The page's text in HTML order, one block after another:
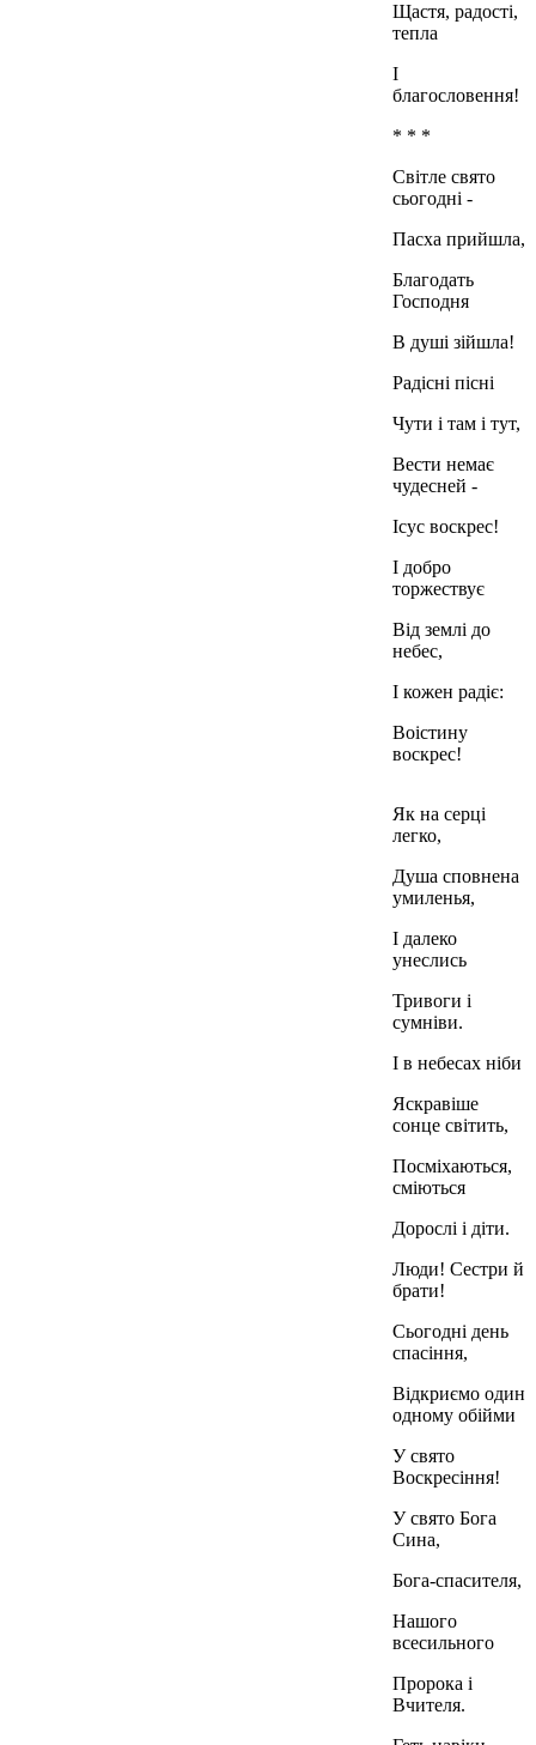
Щастя, радості,
тепла
І
благословення!
* * *
Світле свято
сьогодні -
Пасха прийшла,
Благодать
Господня
В душі зійшла!
Радісні пісні
Чути і там і тут,
Вести немає
чудесней -
Ісус воскрес!
І добро
торжествує
Від землі до
небес,
І кожен радіє:
Воістину
воскрес!
Як на серці
легко,
Душа сповнена
умиленья,
І далеко
унеслись
Тривоги і
сумніви.
І в небесах ніби
Яскравіше
сонце світить,
Посміхаються,
сміються
Дорослі і діти.
Люди! Сестри й
брати!
Сьогодні день
спасіння,
Відкриємо один
одному обійми
У свято
Воскресіння!
У свято Бога
Сина,
Бога-спасителя,
Нашого
всесильного
Пророка і
Вчителя.